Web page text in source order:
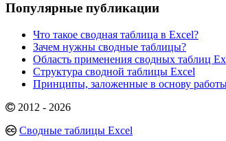
Популярные публикации
Что такое сводная таблица в Excel?
Зачем нужны сводные таблицы?
Область применения сводных таблиц
Структура сводной таблицы Excel
Принципы, заложенные в основу
2012 - 2026
Сводные таблицы Excel